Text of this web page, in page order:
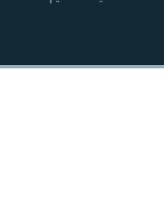
EMBED